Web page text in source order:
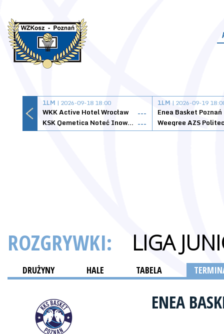
1LM | 2026-09-18 18:00
WKK Active Hotel Wrocław
---
KSK Qemetica Noteć Inowrocław ---
1LM | 2026-09-19
Enea Basket Poznań
ROZGRYWKI: LIGA
DRUŻYNY HALE TABELA
ENEA